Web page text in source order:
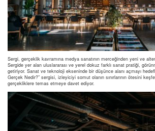
Sergi, gerçeklik kavramına medya sanatının merceğinden yeni ve
Sergide yer alan uluslararası ve yerel dokuz farklı sanat pratiği,
getiriyor. Sanat ve teknoloji ekseninde bir düşünce alanı açmayı
Gerçek Nedir?” sergisi, izleyiciyi somut olanın sınırlarının ötesini
gerçekliklere temas etmeye davet ediyor.